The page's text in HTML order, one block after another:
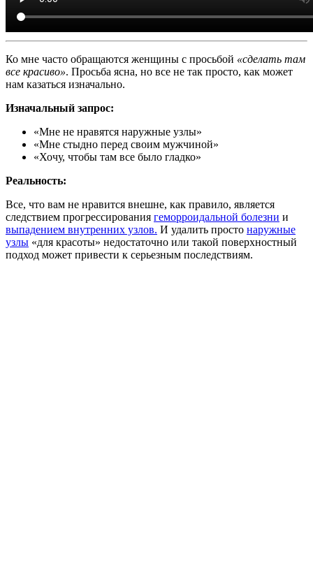
Ко мне часто обращаются женщины с просьбой «сделать там
все красиво». Просьба ясна, но все не так просто, как может
нам казаться изначально.
Изначальный запрос:
«Мне не нравятся наружные узлы»
«Мне стыдно перед своим мужчиной»
«Хочу, чтобы там все было гладко»
Реальность:
Все, что вам не нравится внешне, как правило, является
следствием прогрессирования геморроидальной болезни и
выпадением внутренних узлов. И удалить просто наружные
узлы «для красоты» недостаточно или такой поверхностный
подход может привести к серьезным последствиям.